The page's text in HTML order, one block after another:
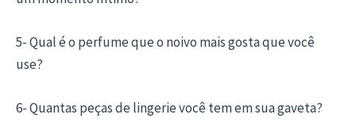
5- Qual é o perfume que o noivo mais gosta que você
use?
6- Quantas peças de lingerie você tem em sua gaveta?